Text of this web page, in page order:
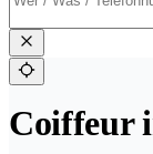
Coiffeur